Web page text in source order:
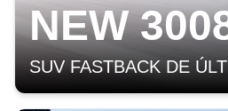
NEW
SUV FASTBACK DE